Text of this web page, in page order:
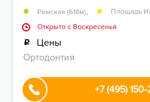
Римская (618м),
Площадь
Открыто c Воскресенья
Цены
Ортодонтия
+7 (495)